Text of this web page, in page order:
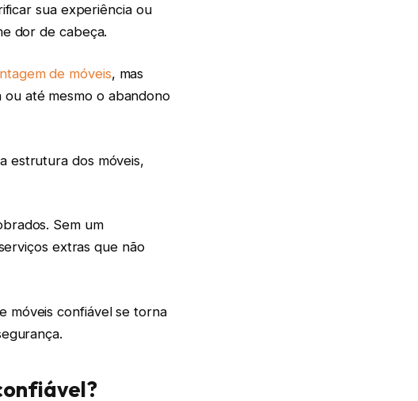
sua experiência ou
dor de cabeça.
de móveis, mas
até mesmo o abandono
estrutura dos móveis,
Sem um
extras que não
móveis confiável se torna